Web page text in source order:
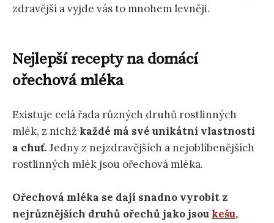
zdravější a vyjde vás to mnohem levněji.
Nejlepší recepty na domácí
ořechová mléka
Existuje celá řada různých druhů rostlinných
mlék, z nichž každé má své unikátní vlastnosti
a chuť. Jedny z nejzdravějších a nejoblíbenějších
rostlinných mlék jsou ořechová mléka.
Ořechová mléka se dají snadno vyrobit z
nejrůznějších druhů ořechů jako jsou kešu,